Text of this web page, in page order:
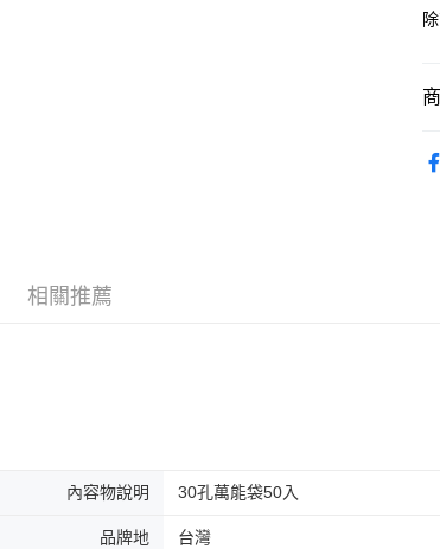
相關推薦
內容物說明 30孔萬能袋50入
品牌地 台灣